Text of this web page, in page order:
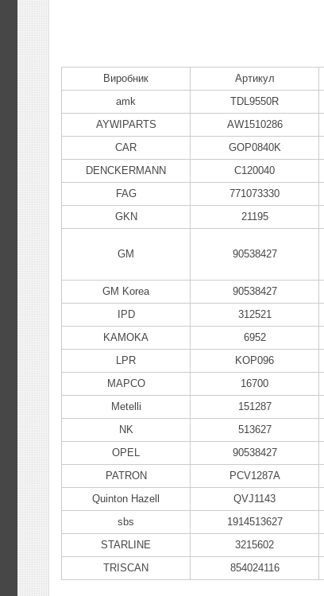
Виробник Артикул
amk
TDL9550R
AYWIPARTS
AW1510286
CAR
GOP0840K
DENCKERMANN
C120040
FAG
771073330
GKN
21195
GM 90538427
GM Korea 90538427
IPD
312521
KAMOKA
6952
LPR
KOP096
MAPCO
16700
Metelli
151287
NK
513627
OPEL
90538427
PATRON
PCV1287A
Quinton Hazell
QVJ1143
sbs
1914513627
STARLINE
3215602
TRISCAN
854024116